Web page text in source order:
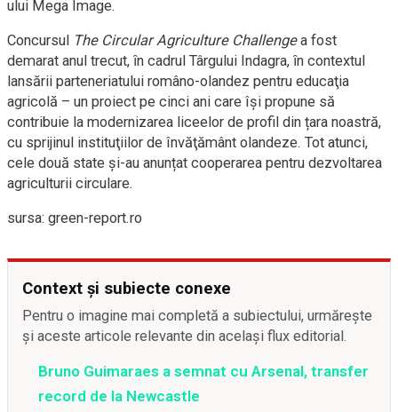
ului Mega Image.
Concursul The Circular Agriculture Challengea fost
demarat anul trecut, ȋn cadrul Târgului Indagra, ȋn contextul
lansării parteneriatului româno-olandez pentru educaţia
agricolă – un proiect pe cinci ani care îşi propune să
contribuie la modernizarea liceelor de profil din țara noastră,
cu sprijinul instituţiilor de învăţământ olandeze. Tot atunci,
cele două state și-au anunțat cooperarea pentru dezvoltarea
agriculturii circulare.
sursa: green-report.ro
Context și subiecte conexe
Pentru o imagine mai completă a subiectului, urmărește
și aceste articole relevante din același flux editorial.
Bruno Guimaraes a semnat cu Arsenal, transfer
record de la Newcastle